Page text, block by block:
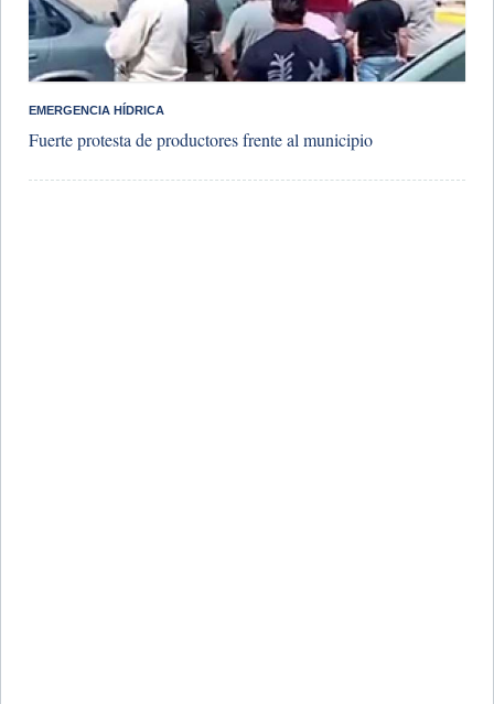
​EMERGENCIA HÍDRICA
Fuerte protesta de productores frente al municipio